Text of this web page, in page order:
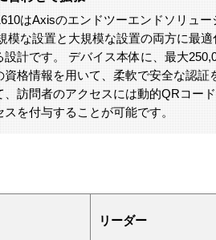
はAxisのエンドツーエンドソリュ
模な設置と大規模な設置の両方に最
設計です。 デバイス本体に、最大
資格情報を用いて、柔軟で安全な認
、訪問者のアクセスには動的QRコー
スを付与することが可能です。
リーダー